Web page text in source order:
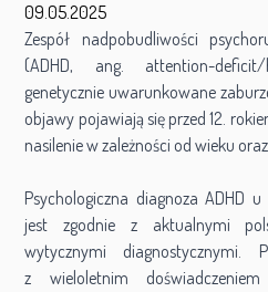
09.05.2025
Zespół nadpobudliwości
(ADHD, ang. attention-
genetycznie uwarunkowane
objawy pojawiają się przed 12.
nasilenie w zależności od wieku
Psychologiczna diagnoza ADHD
jest zgodnie z aktualnymi
wytycznymi diagnostycznymi.
z wieloletnim